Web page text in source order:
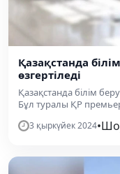
Қазақстанда
өзгертіледі
Қазақстанда білім
Бұл туралы ҚР
3 қыркүйек 2024•